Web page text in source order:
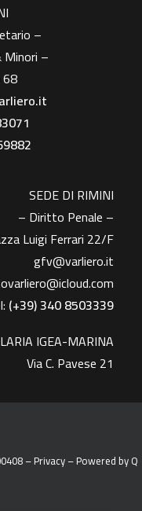
–
–
68
SEDE DI RIMINI
– Diritto Penale –
Luigi Ferrari 22/F
gfv@varliero.it
(+39) 340 8503339
IGEA-MARINA
Via C. Pavese 21
–Privacy– Powered byQ